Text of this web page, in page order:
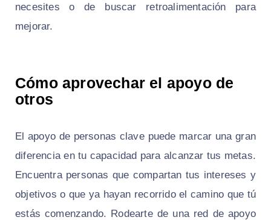
necesites o de buscar retroalimentación para
mejorar.
Cómo aprovechar el apoyo de
otros
El apoyo de personas clave puede marcar una gran
diferencia en tu capacidad para alcanzar tus metas.
Encuentra personas que compartan tus intereses y
objetivos o que ya hayan recorrido el camino que tú
estás comenzando. Rodearte de una red de apoyo